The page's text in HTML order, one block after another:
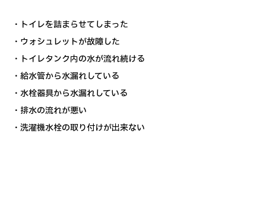
・トイレを詰まらせてしまった
・ウォシュレットが故障した
・トイレタンク内の水が流れ続ける
・給水管から水漏れしている
・水栓器具から水漏れしている
・排水の流れが悪い
・洗濯機水栓の取り付けが出来ない